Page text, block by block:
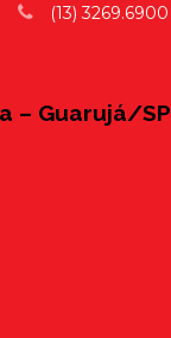
(13) 3269.6900
– Guarujá/SP